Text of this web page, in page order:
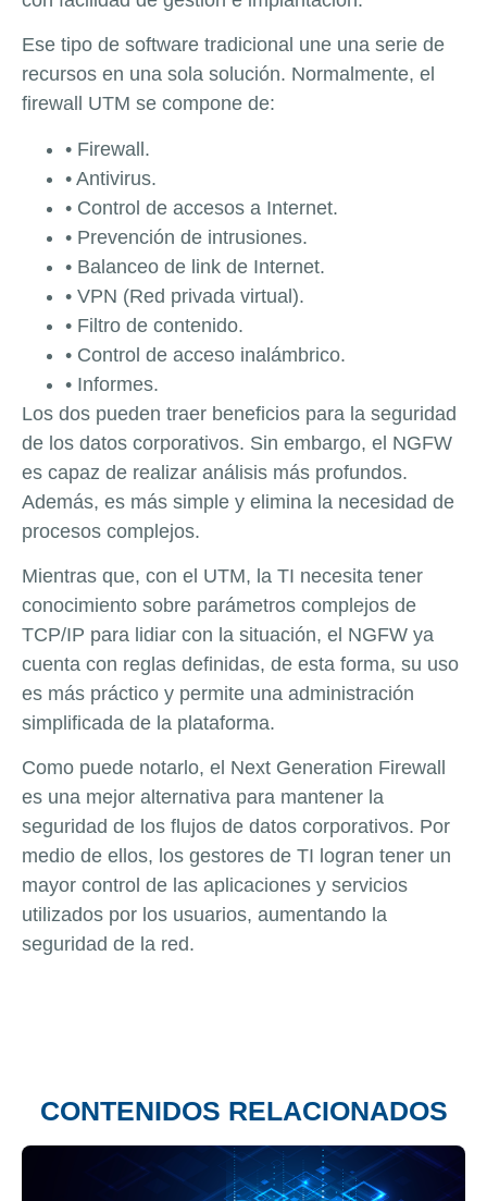
Ese tipo de software tradicional une una serie de
recursos en una sola solución. Normalmente, el
firewall UTM se compone de:
• Firewall.
• Antivirus.
• Control de accesos a Internet.
• Prevención de intrusiones.
• Balanceo de link de Internet.
• VPN (Red privada virtual).
• Filtro de contenido.
• Control de acceso inalámbrico.
• Informes.
Los dos pueden traer beneficios para la seguridad
de los datos corporativos. Sin embargo, el NGFW
es capaz de realizar análisis más profundos.
Además, es más simple y elimina la necesidad de
procesos complejos.
Mientras que, con el UTM, la TI necesita tener
conocimiento sobre parámetros complejos de
TCP/IP para lidiar con la situación, el NGFW ya
cuenta con reglas definidas, de esta forma, su uso
es más práctico y permite una administración
simplificada de la plataforma.
Como puede notarlo, el Next Generation Firewall
es una mejor alternativa para mantener la
seguridad de los flujos de datos corporativos. Por
medio de ellos, los gestores de TI logran tener un
mayor control de las aplicaciones y servicios
utilizados por los usuarios, aumentando la
seguridad de la red.
CONTENIDOS RELACIONADOS